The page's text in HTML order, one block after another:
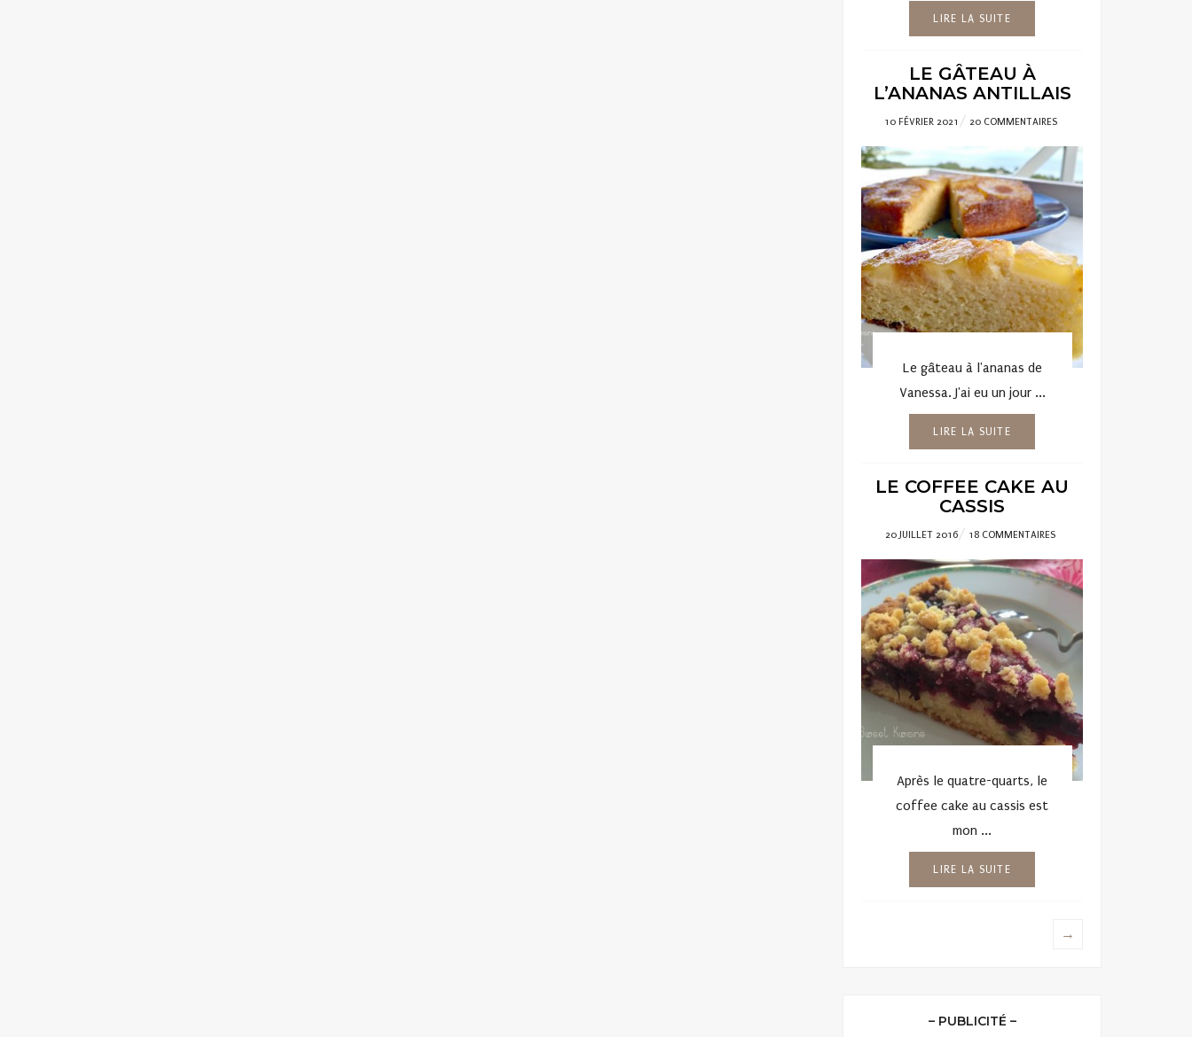
LIRE LA SUITE
LE GÂTEAU À
L’ANANAS ANTILLAIS
POSTED
ON
10 FÉVRIER 2021 20 COMMENTAIRES
Le gâteau à l'ananas de
Vanessa. J'ai eu un jour ...
LIRE LA SUITE
LE COFFEE CAKE AU
CASSIS
POSTED
ON
20 JUILLET 2016 18 COMMENTAIRES
Après le quatre-quarts, le
coffee cake au cassis est
mon ...
LIRE LA SUITE
→
– PUBLICITÉ –